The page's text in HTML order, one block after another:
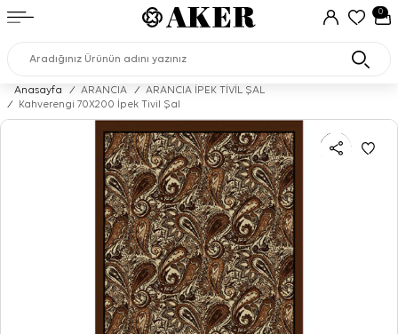
0
Anasayfa / ARANCIA /
ARANCIA İPEK TİVİL ŞAL
/
Kahverengi 70X200 İpek Tivil Şal